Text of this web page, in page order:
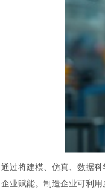
通过将建模、仿真、数据科
企业赋能。制造企业可利